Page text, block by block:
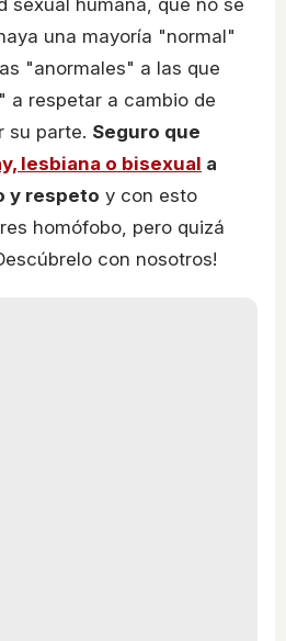
sexual humana, que no se
una mayoría "normal"
"anormales" a las que
a respetar a cambio de
su parte. Seguro que
lesbiana o bisexual a
y respeto y con esto
homófobo, pero quizá
con nosotros!